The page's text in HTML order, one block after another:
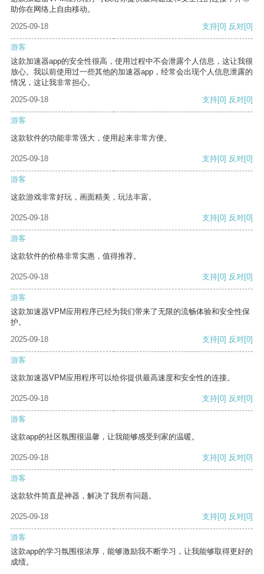
助你在网络上自由移动。
2025-09-18
支持[0] 反对[0]
游客
这款加速器app的安全性很高，使用过程中不会泄露个人信息，这让我很
放心。我以前使用过一些其他的加速器app，经常会出现个人信息泄露的
情况，这让我非常担心。
2025-09-18
支持[0] 反对[0]
游客
这款软件的功能非常强大，使用起来非常方便。
2025-09-18 支持[0] 反对[0]
游客
这款游戏非常好玩，画面精美，玩法丰富。
2025-09-18 支持[0] 反对[0]
游客
这款软件的价格非常实惠，值得推荐。
2025-09-18 支持[0] 反对[0]
游客
这款加速器VPM应用程序已经为我们带来了无限的流畅体验和安全性保
护。
2025-09-18
支持[0] 反对[0]
游客
这款加速器VPM应用程序可以给你提供最高速度和安全性的连接。
2025-09-18 支持[0] 反对[0]
游客
这款app的社区氛围很温馨，让我能够感受到家的温暖。
2025-09-18 支持[0] 反对[0]
游客
这款软件简直是神器，解决了我所有问题。
2025-09-18 支持[0] 反对[0]
游客
这款app的学习氛围很浓厚，能够激励我不断学习，让我能够取得更好的
成绩。